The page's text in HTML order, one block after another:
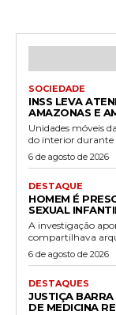
SOCIEDADE
INSS LEVA
AMAZONAS E
Unidades móveis
do interior durante
6 de agosto de 2026
DESTAQUE
HOMEM É
SEXUAL
A investigação
compartilhava
6 de agosto de 2026
DESTAQUES
JUSTIÇA
DE MEDICINA